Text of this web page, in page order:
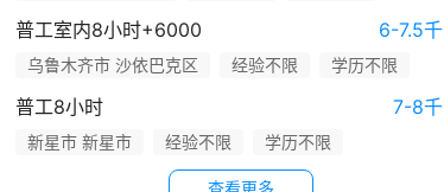
普工室内8小时+6000 6-7.5千
乌鲁木齐市 沙依巴克区 经验不限 学历不限
普工8小时 7-8千
新星市 新星市 经验不限 学历不限
查看更多